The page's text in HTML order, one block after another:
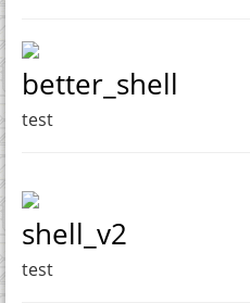
better_shell
test
shell_v2
test